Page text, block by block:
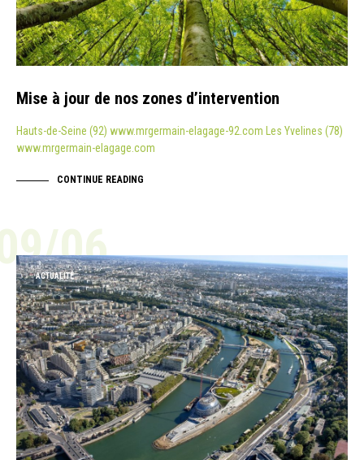
Mise à jour de nos zones d’intervention
Hauts-de-Seine (92) www.mrgermain-elagage-92.com Les Yvelines (78)
www.mrgermain-elagage.com
CONTINUE READING
06
ACTUALITÉ